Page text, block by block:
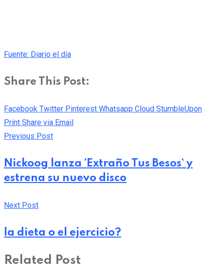
Fuente: Diario el día
Share This Post:
Facebook Twitter Pinterest Whatsapp Cloud StumbleUpon
Print Share via Email
Previous Post
Nickoog lanza ´Extraño Tus Besos` y
estrena su nuevo disco
Next Post
la dieta o el ejercicio?
Related Post